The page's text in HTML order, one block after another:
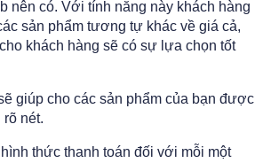
nên có. Với tính năng này khách hàng
sản phẩm tương tự khác về giá cả,
khách hàng sẽ có sự lựa chọn tốt
giúp cho các sản phẩm của bạn được
nét.
thức thanh toán đối với mỗi một